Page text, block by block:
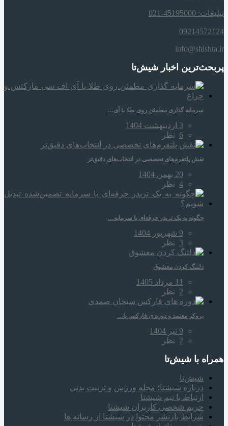
تبلیغات: 45195000-021
09214572124
info@shishta.ir
پربحث‌ترین اخبار شیش‌تا
سرمایه‌ گذاری مطمئن روی طلا با آی…
3 اردیبهشت 1404
6 نظر
نقش پلتفرم‌های تخصصی در انتخاب‌های دقیق‌تر
20 بهمن 1404
4 نظر
چگونه به یک تریدر حرفه‌ای با سرمایه…
9 شهریور 1404
3 نظر
دلتنگ کردن معشوق
11 مرداد 1405
2 نظر
بروکر معتمد و دوره‌ ی فارکس با…
9 تیر 1404
2 نظر
همراه‌ با شیش‌تا
شیش‌تا
درباره شیشتا؛ مجله ورزش و تربیت بدنی
ارتباط با تیم شیشتا
حریم شخصی کاربران شیشتا
شرایط بازنشر محتوا در شیشتا از رسانه ها